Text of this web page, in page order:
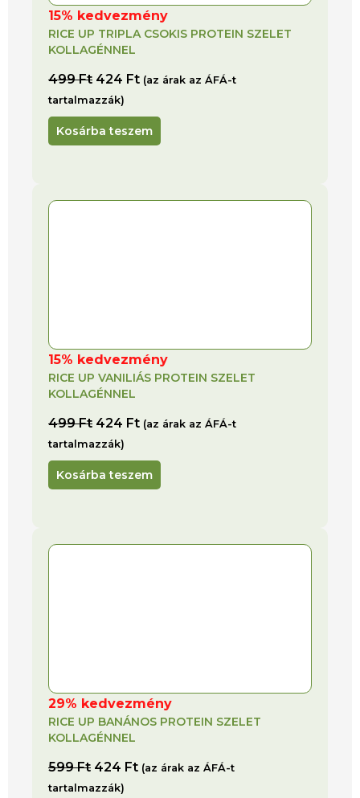
15% kedvezmény
RICE UP TRIPLA CSOKIS PROTEIN SZELET
KOLLAGÉNNEL
499Ft 424 Ft (az árak az ÁFÁ-t
tartalmazzák)
Kosárba teszem
15% kedvezmény
RICE UP VANILIÁS PROTEIN SZELET
KOLLAGÉNNEL
499Ft 424 Ft (az árak az ÁFÁ-t
tartalmazzák)
Kosárba teszem
29% kedvezmény
RICE UP BANÁNOS PROTEIN SZELET
KOLLAGÉNNEL
599Ft 424 Ft (az árak az ÁFÁ-t
tartalmazzák)